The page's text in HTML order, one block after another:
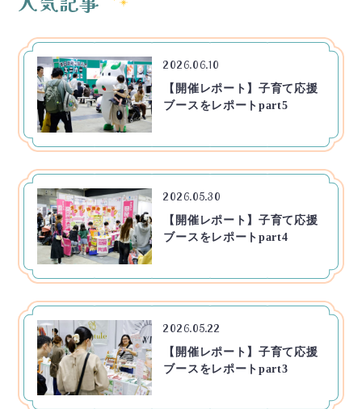
2026.06.10
【開催レポート】子育て応援
ブースをレポートpart5
2026.05.30
【開催レポート】子育て応援
ブースをレポートpart4
2026.05.22
【開催レポート】子育て応援
ブースをレポートpart3